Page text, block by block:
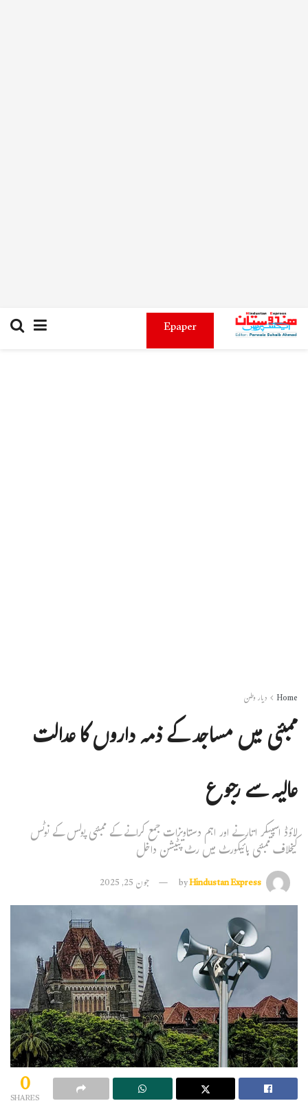
Epaper
Home دیار وطن
ممبئی میں مساجد کے ذمہ داروں کا عدالت
عالیہ سے رجوع
لاؤڈ اسپیکر اتارنے اور اہم دستاویزات جمع کرانے کے ممبئی پولس کے نوٹس
کیخلاف ممبئی ہائیکورٹ میں رٹ پٹیشن داخل
byHindustan Express جون 25, 2025
0
SHARES